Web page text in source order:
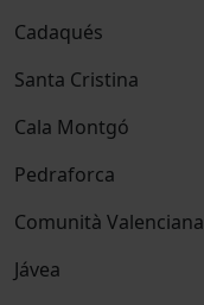
Cadaqués
Santa Cristina
Cala Montgó
Pedraforca
Comunità Valenciana
Jávea